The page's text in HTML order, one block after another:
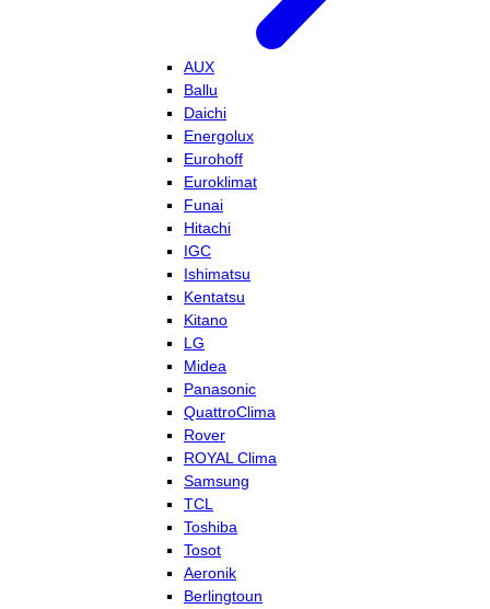
AUX
Ballu
Daichi
Energolux
Eurohoff
Euroklimat
Funai
Hitachi
IGC
Ishimatsu
Kentatsu
Kitano
LG
Midea
Panasonic
QuattroClima
Rover
ROYAL Clima
Samsung
TCL
Toshiba
Tosot
Aeronik
Berlingtoun